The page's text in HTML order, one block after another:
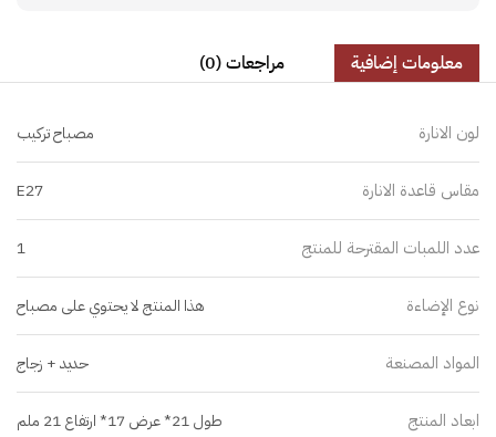
معلومات إضافية مراجعات (0)
لون الانارة مصباح تركيب
مقاس قاعدة الانارة E27
عدد اللمبات المقترحة للمنتج 1
نوع الإضاءة هذا المنتج لا يحتوي على مصباح
المواد المصنعة حديد + زجاج
ابعاد المنتج طول 21* عرض 17* ارتفاع 21 ملم